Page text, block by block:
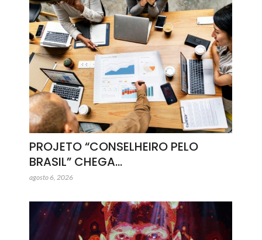
PROJETO “CONSELHEIRO PELO
BRASIL” CHEGA…
agosto 6, 2026